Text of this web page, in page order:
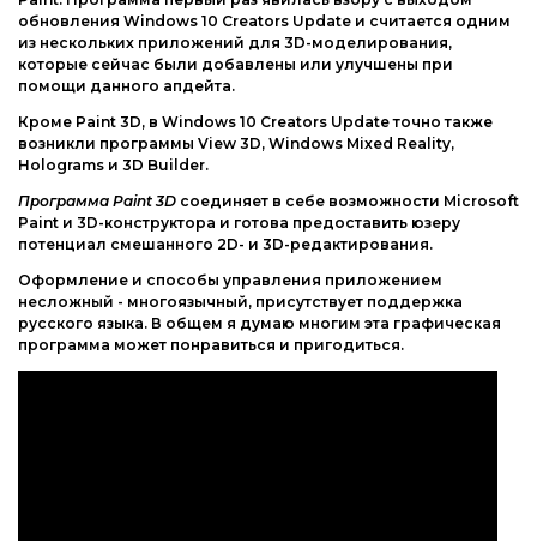
Игры
обновления Windows 10 Creators Update и считается одним
из нескольких приложений для 3D-моделирования,
которые сейчас были добавлены или улучшены при
помощи данного апдейта.
Кроме Paint 3D, в Windows 10 Creators Update точно также
возникли программы View 3D, Windows Mixed Reality,
Holograms и 3D Builder.
Программа Paint 3D соединяет в себе возможности Microsoft
Paint и 3D-конструктора и готова предоставить юзеру
потенциал смешанного 2D- и 3D-редактирования.
Оформление и способы управления приложением
несложный - многоязычный, присутствует поддержка
русского языка. В общем я думаю многим эта графическая
программа может понравиться и пригодиться.